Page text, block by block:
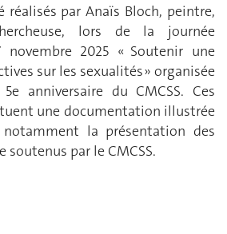
réalisés par Anaïs Bloch, peintre,
lors de la journée
2025 « Soutenir une
sur les sexualités » organisée
anniversaire du CMCSS. Ces
une documentation illustrée
la présentation des
soutenus par le CMCSS.